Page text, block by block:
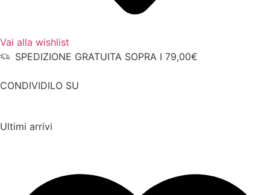
Vai alla wishlist
SPEDIZIONE GRATUITA SOPRA I 79,00€
CONDIVIDILO SU
Ultimi arrivi